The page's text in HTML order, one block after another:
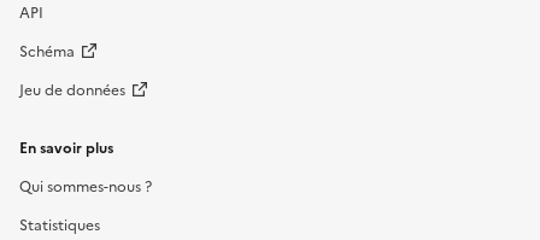
API
Schéma
Jeu de données
En savoir plus
Qui sommes-nous ?
Statistiques